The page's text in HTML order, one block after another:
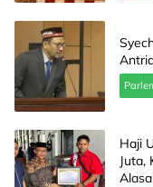
Haji
Juta,